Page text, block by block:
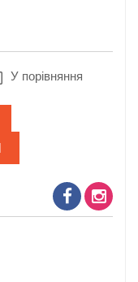
У порівняння